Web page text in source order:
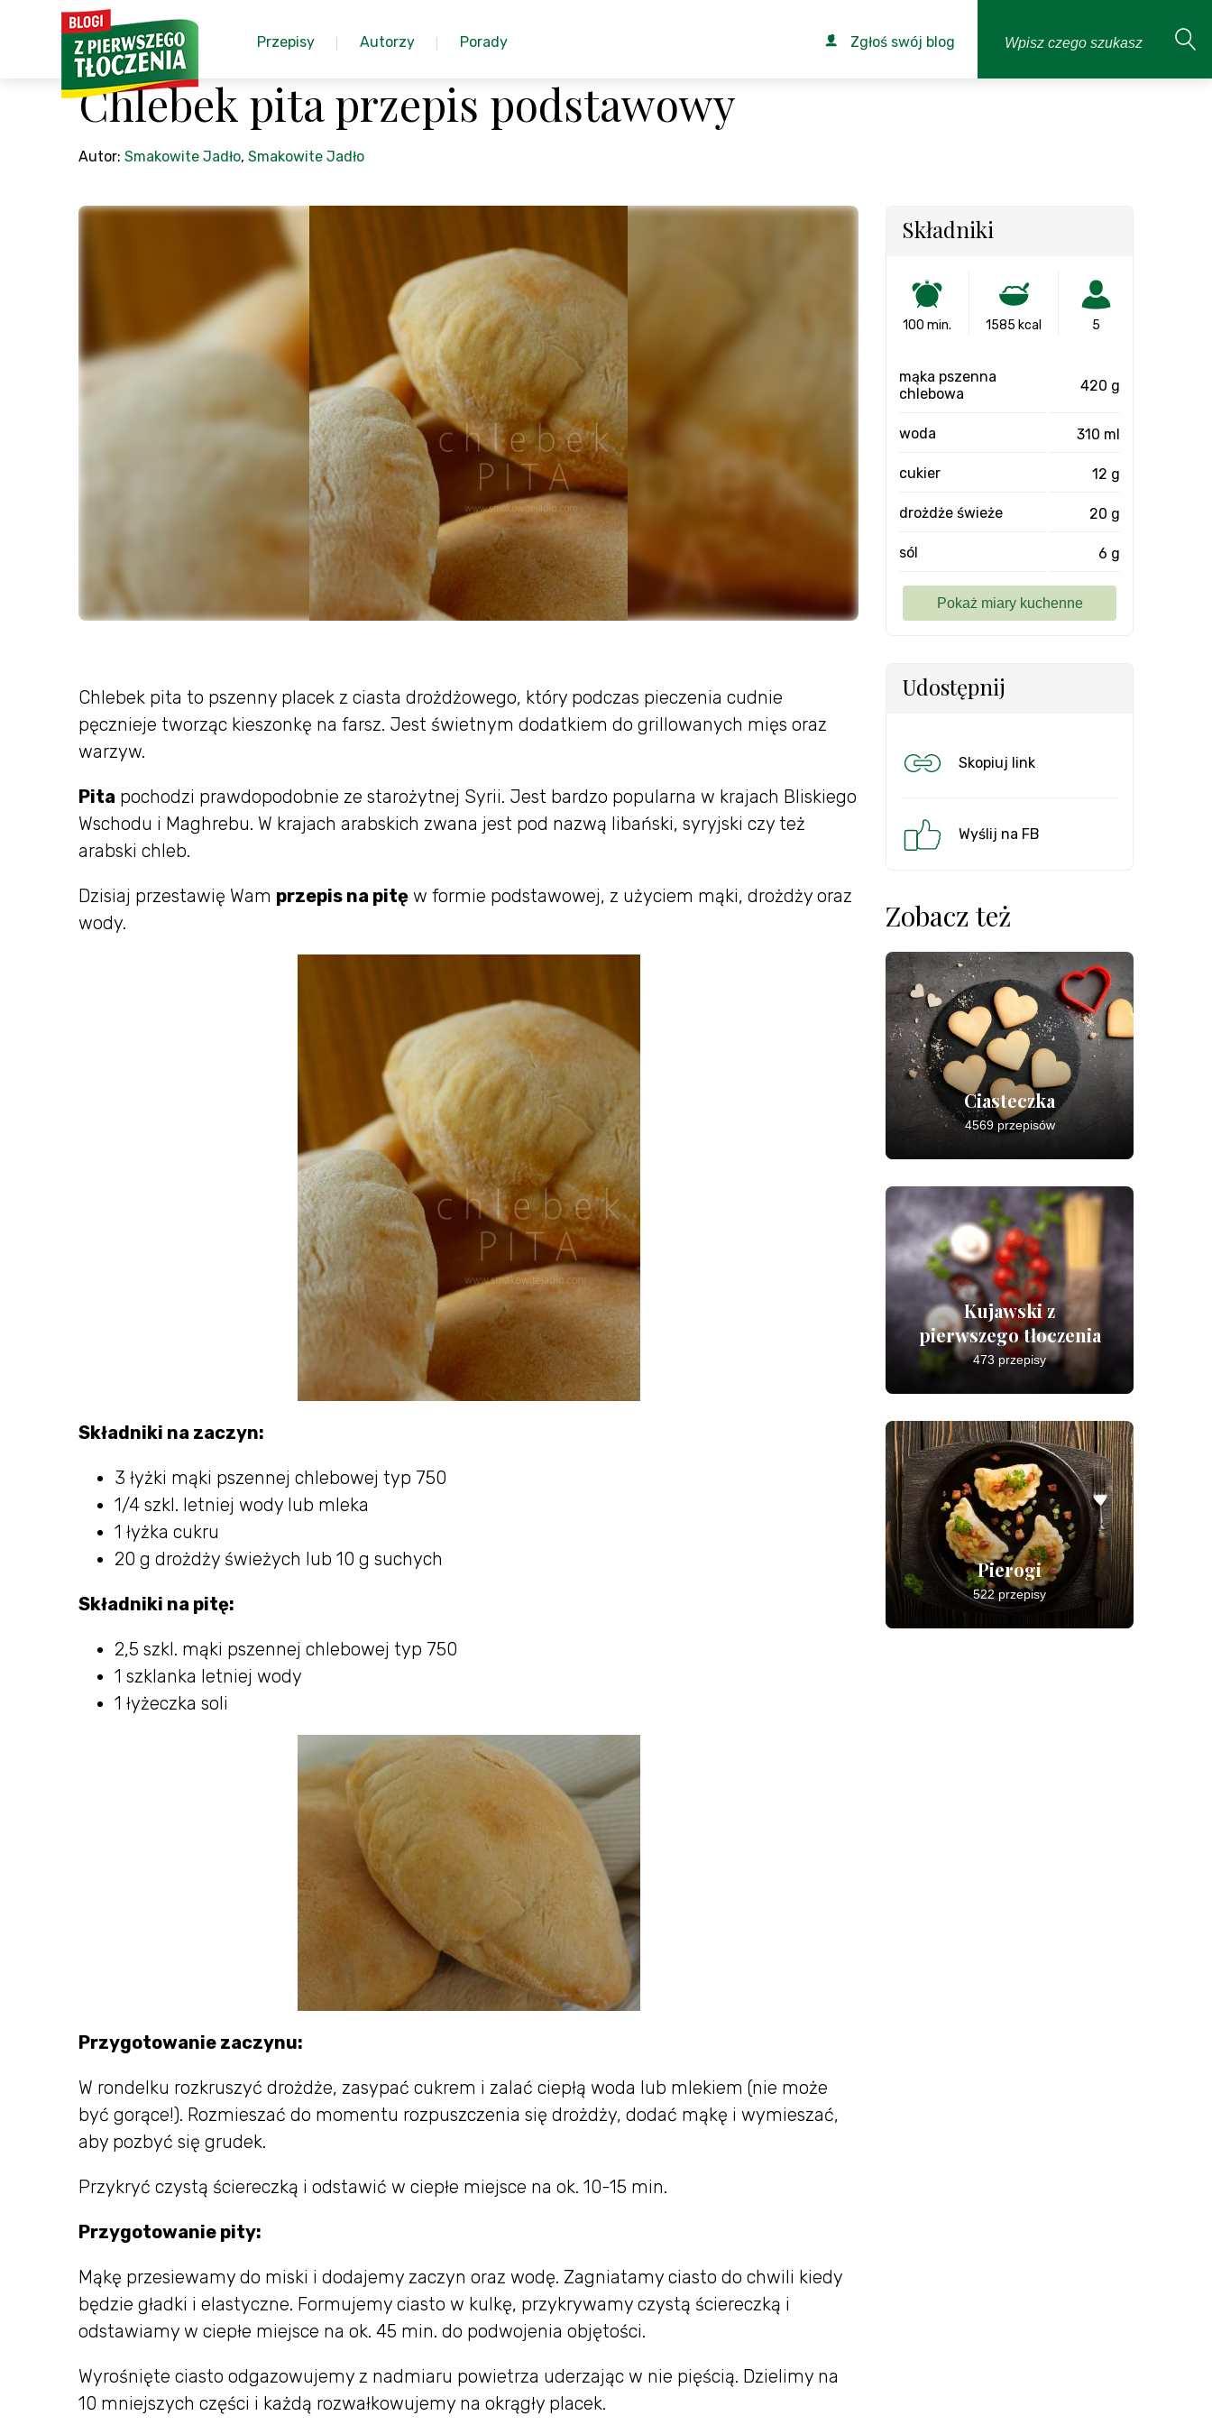
Przepisy Autorzy Porady Zgłoś swój blog
Chlebek pita przepis podstawowy
Autor: Smakowite Jadło, Smakowite Jadło
Chlebek pita to pszenny placek z ciasta drożdżowego, który podczas pieczenia cudnie
pęcznieje tworząc kieszonkę na farsz. Jest świetnym dodatkiem do grillowanych mięs oraz
warzyw.
Pita pochodzi prawdopodobnie ze starożytnej Syrii. Jest bardzo popularna w krajach Bliskiego
Wschodu i Maghrebu. W krajach arabskich zwana jest pod nazwą libański, syryjski czy też
arabski chleb.
Dzisiaj przestawię Wam przepis na pitę w formie podstawowej, z użyciem mąki, drożdży oraz
wody.
Składniki na zaczyn:
3 łyżki mąki pszennej chlebowej typ 750
1/4 szkl. letniej wody lub mleka
1 łyżka cukru
20 g drożdży świeżych lub 10 g suchych
Składniki na pitę:
2,5 szkl. mąki pszennej chlebowej typ 750
1 szklanka letniej wody
1 łyżeczka soli
Przygotowanie zaczynu:
W rondelku rozkruszyć drożdże, zasypać cukrem i zalać ciepłą woda lub mlekiem (nie może
być gorące!). Rozmieszać do momentu rozpuszczenia się drożdży, dodać mąkę i wymieszać,
aby pozbyć się grudek.
Przykryć czystą ściereczką i odstawić w ciepłe miejsce na ok. 10-15 min.
Przygotowanie pity:
Mąkę przesiewamy do miski i dodajemy zaczyn oraz wodę. Zagniatamy ciasto do chwili kiedy
będzie gładki i elastyczne. Formujemy ciasto w kulkę, przykrywamy czystą ściereczką i
odstawiamy w ciepłe miejsce na ok. 45 min. do podwojenia objętości.
Wyrośnięte ciasto odgazowujemy z nadmiaru powietrza uderzając w nie pięścią. Dzielimy na
10 mniejszych części i każdą rozwałkowujemy na okrągły placek.
Składniki
100 min. 1585 kcal 5
mąka pszenna
chlebowa
420 g
woda 310 ml
cukier 12 g
drożdże świeże 20 g
sól 6 g
Udostępnij
Skopiuj link
Wyślij na FB
Zobacz też
Ciasteczka
4569 przepisów
Kujawski z
pierwszego tłoczenia
473 przepisy
Pierogi
522 przepisy